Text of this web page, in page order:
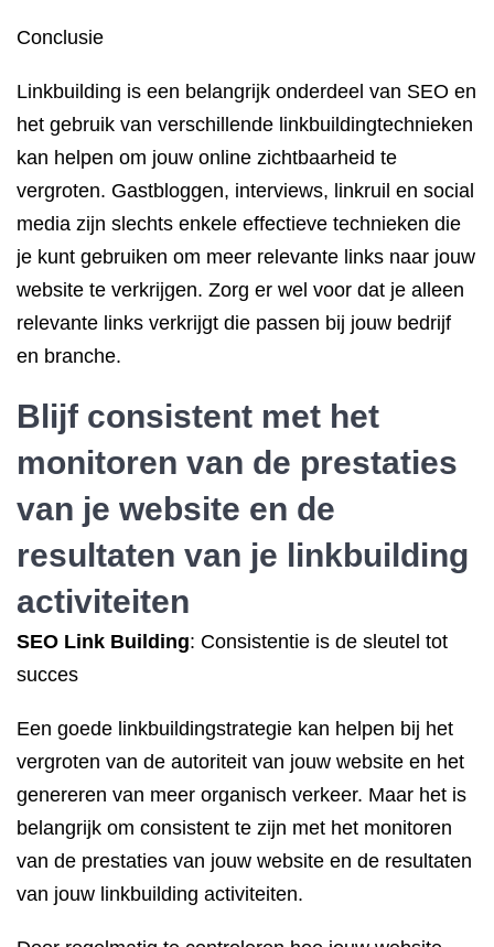
Conclusie
Linkbuilding is een belangrijk onderdeel van SEO en
het gebruik van verschillende linkbuildingtechnieken
kan helpen om jouw online zichtbaarheid te
vergroten. Gastbloggen, interviews, linkruil en social
media zijn slechts enkele effectieve technieken die
je kunt gebruiken om meer relevante links naar jouw
website te verkrijgen. Zorg er wel voor dat je alleen
relevante links verkrijgt die passen bij jouw bedrijf
en branche.
Blijf consistent met het
monitoren van de prestaties
van je website en de
resultaten van je linkbuilding
activiteiten
SEO Link Building: Consistentie is de sleutel tot
succes
Een goede linkbuildingstrategie kan helpen bij het
vergroten van de autoriteit van jouw website en het
genereren van meer organisch verkeer. Maar het is
belangrijk om consistent te zijn met het monitoren
van de prestaties van jouw website en de resultaten
van jouw linkbuilding activiteiten.